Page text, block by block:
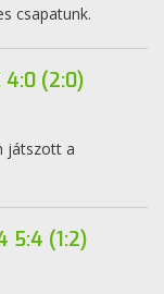
csapatunk.
4:0 (2:0)
játszott a
5:4 (1:2)